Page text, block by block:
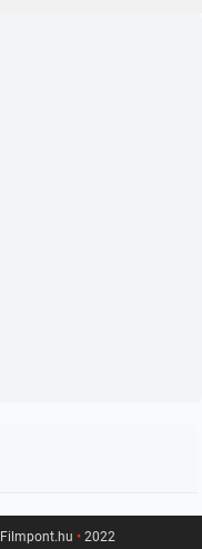
Filmpont.hu• 2022